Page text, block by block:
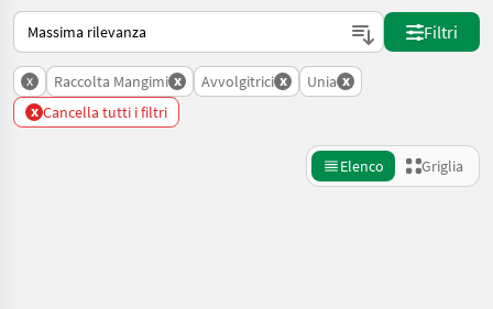
Ecco come viene ordinato su Landwirt.com
Filtri
x Raccolta Mangimi x Avvolgitrici x Unia x
x Cancella tutti i filtri
Elenco Griglia